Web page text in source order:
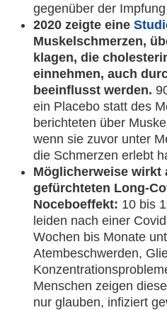
gegenüber der
2020 zeigte eine
Muskelschmerzen,
klagen, die
einnehmen, auch
beeinflusst werden.
ein Placebo statt des
berichteten über
wenn sie zuvor unter
die Schmerzen erlebt
Möglicherweise wirkt
gefürchteten Long-
Noceboeffekt: 10 bis
leiden nach einer
Wochen bis Monate
Atembeschwerden,
Menschen zeigen
nur glauben, infiziert